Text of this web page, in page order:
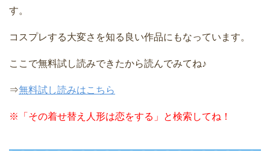
す。
コスプレする大変さを知る良い作品にもなっています。
ここで無料試し読みできたから読んでみてね♪
⇒無料試し読みはこちら
※ 「その着せ替え人形は恋をする」と検索してね！